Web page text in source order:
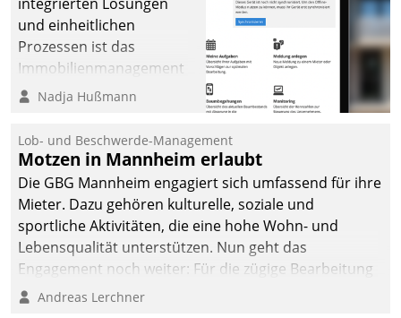
und einheitlichen
Prozessen ist das
Immobilienmanagement
der Bayerischen
Ressort Kapitalanlage für
künftige Aufgaben und
Herausforderungen
gerüstet.
Nadja Hußmann
Lob- und Beschwerde-Management
Motzen in Mannheim erlaubt
Die GBG Mannheim engagiert sich umfassend für ihre
Mieter. Dazu gehören kulturelle, soziale und
sportliche Aktivitäten, die eine hohe Wohn- und
Lebensqualität unterstützen. Nun geht das
Engagement noch weiter: Für die zügige Bearbeitung
von Beschwerden – oder Lob – richtet das
Andreas Lerchner